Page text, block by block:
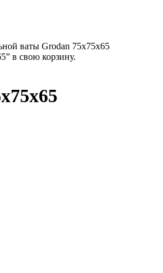
ваты Grodan 75x75x65
в свою корзину.